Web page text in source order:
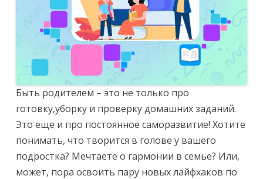
Быть родителем – это не только про
готовку,уборку и проверку домашних заданий.
Это еще и про постоянное саморазвитие! Хотите
понимать, что творится в голове у вашего
подростка? Мечтаете о гармонии в семье? Или,
может, пора освоить пару новых лайфхаков по